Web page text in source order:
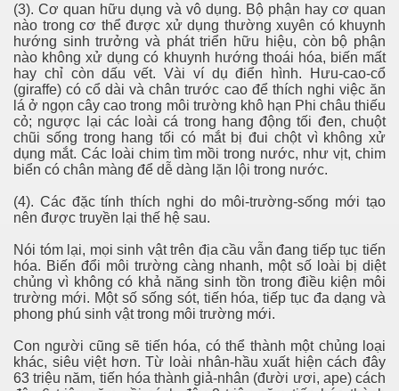
(3). Cơ quan hữu dụng và vô dụng. Bộ phận hay cơ quan
nào trong cơ thể được xử dụng thường xuyên có khuynh
hướng sinh trưởng và phát triển hữu hiệu, còn bộ phận
nào không xử dụng có khuynh hướng thoái hóa, biến mất
hay chỉ còn dấu vết. Vài ví dụ điển hình. Hưu-cao-cổ
(giraffe) có cổ dài và chân trước cao để thích nghi việc ăn
lá ở ngọn cây cao trong môi trường khô hạn Phi châu thiếu
cỏ; ngược lại các loài cá trong hang động tối đen, chuột
chũi sống trong hang tối có mắt bị đui chột vì không xử
dụng mắt. Các loài chim tìm mồi trong nước, như vịt, chim
biển có chân màng để dễ dàng lặn lội trong nước.
(4). Các đặc tính thích nghi do môi-trường-sống mới tạo
nên được truyền lại thế hệ sau.
Nói tóm lại, mọi sinh vật trên địa cầu vẫn đang tiếp tục tiến
hóa. Biến đổi môi trường càng nhanh, một số loài bị diệt
chủng vì không có khả năng sinh tồn trong điều kiện môi
trường mới. Một số sống sót, tiến hóa, tiếp tục đa dạng và
phong phú sinh vật trong môi trường mới.
Con người cũng sẽ tiến hóa, có thể thành một chủng loại
khác, siêu việt hơn. Từ loài nhân-hầu xuất hiện cách đây
63 triệu năm, tiến hóa thành giả-nhân (đười ươi, ape) cách